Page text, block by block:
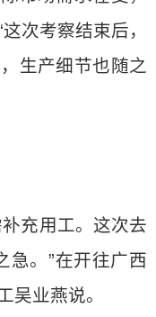
次考察结束后，
生产细节也随之
充用工。这次去
急。”在开往广西
吴业燕说。